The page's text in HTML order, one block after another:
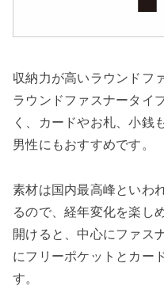
収納力が高いラウンドフ
ラウンドファスナータイ
く、カードやお札、小銭
男性にもおすすめです。
素材は国内最高峰といわ
るので、経年変化を楽し
開けると、中心にファス
にフリーポケットとカー
す。